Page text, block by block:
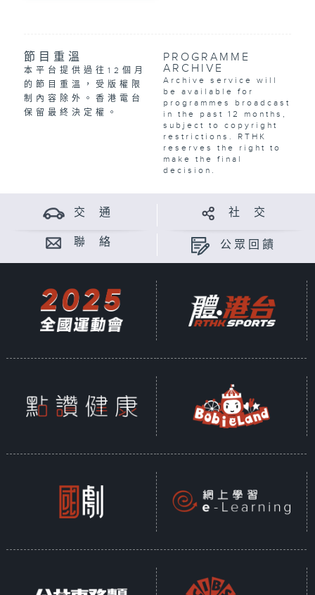
節目重溫
本平台提供過往12個月
的節目重溫，受版權限
制內容除外。香港電台
保留最終決定權。
PROGRAMME
ARCHIVE
Archive service will
be available for
programmes broadcast
in the past 12 months,
subject to copyright
restrictions. RTHK
reserves the right to
make the final
decision.
交 通 社 交
聯 絡 公眾回饋